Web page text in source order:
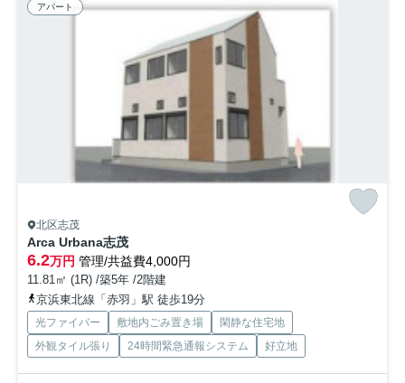
アパート
北区志茂
Arca Urbana志茂
6.2万円 管理/共益費4,000円
11.81㎡ (1R) /築5年 /2階建
京浜東北線「赤羽」駅 徒歩19分
光ファイバー 敷地内ごみ置き場
閑静な住宅地
外観タイル張り
24時間緊急通報システム 好立地